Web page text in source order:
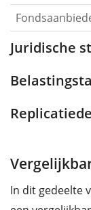
Juridische
In dit gedeelte